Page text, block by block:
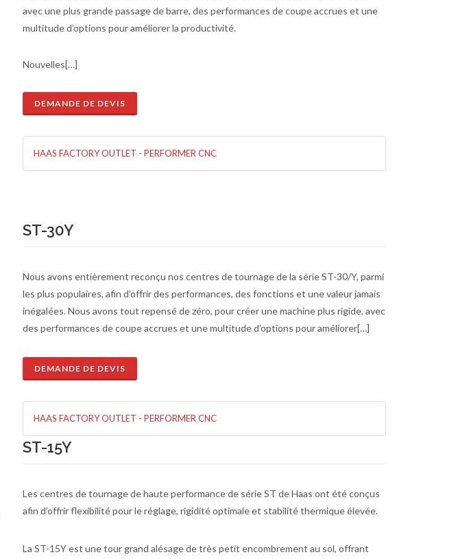
avec une plus grande passage de barre, des performances de coupe accrues et une
multitude d’options pour améliorer la productivité.
Nouvelles[…]
DEMANDE DE DEVIS
HAAS FACTORY OUTLET - PERFORMER CNC
ST-30Y
Nous avons entièrement reconçu nos centres de tournage de la série ST-30/Y, parmi
les plus populaires, afin d’offrir des performances, des fonctions et une valeur jamais
inégalées. Nous avons tout repensé de zéro, pour créer une machine plus rigide, avec
des performances de coupe accrues et une multitude d’options pour améliorer[…]
DEMANDE DE DEVIS
HAAS FACTORY OUTLET - PERFORMER CNC
ST-15Y
Les centres de tournage de haute performance de série ST de Haas ont été conçus
afin d’offrir flexibilité pour le réglage, rigidité optimale et stabilité thermique élevée.
La ST-15Y est une tour grand alésage de très petit encombrement au sol, offrant